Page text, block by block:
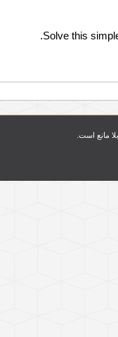
Solve this
مانع است.